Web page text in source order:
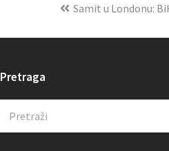
Samit u Londonu:
Pretraga